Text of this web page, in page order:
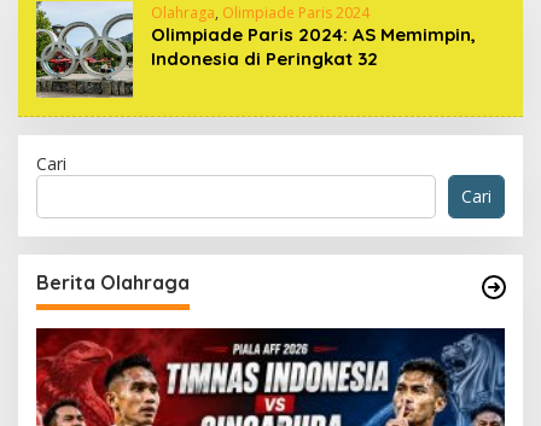
Olahraga, Olimpiade Paris 2024
Olimpiade Paris 2024: AS Memimpin,
Indonesia di Peringkat 32
Cari
Cari
Berita Olahraga